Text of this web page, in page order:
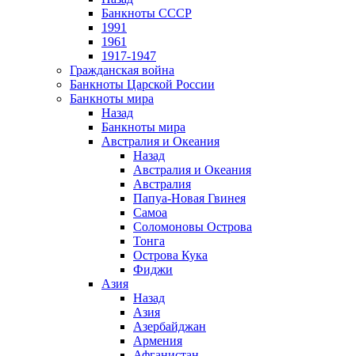
Банкноты СССР
1991
1961
1917-1947
Гражданская война
Банкноты Царской России
Банкноты мира
Назад
Банкноты мира
Австралия и Океания
Назад
Австралия и Океания
Австралия
Папуа-Новая Гвинея
Самоа
Соломоновы Острова
Тонга
Острова Кука
Фиджи
Азия
Назад
Азия
Азербайджан
Армения